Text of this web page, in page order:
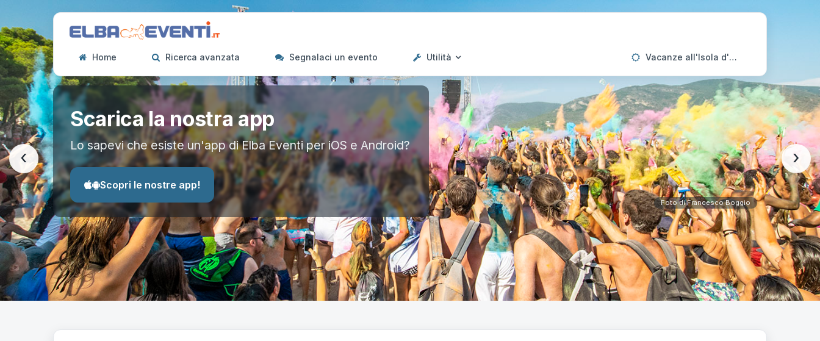
Home Ricerca avanzata Segnalaci un evento Utilità Vacanze all'Isola d'Elba
Scarica la nostra app
Lo sapevi che esiste un'app di Elba Eventi per iOS e Android?
Scopri le nostre app!
Foto di Francesco Boggio
‹ ›